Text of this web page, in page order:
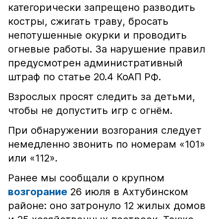
категорически запрещено разводить
костры, сжигать траву, бросать
непотушенные окурки и проводить
огневые работы. За нарушение правил
предусмотрен административный
штраф по статье 20.4 КоАП РФ.
Взрослых просят следить за детьми,
чтобы не допустить игр с огнём.
При обнаружении возгорания следует
немедленно звонить по номерам «101»
или «112».
Ранее мы сообщали о крупном
возгорание 26 июля в Ахтубинском
районе: оно затронуло 12 жилых домов